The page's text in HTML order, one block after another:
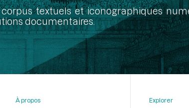
textuels et iconographiques
documentaires.
À propos
Explorer